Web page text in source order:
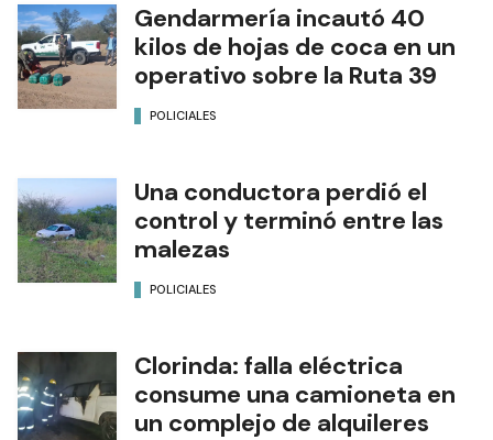
Gendarmería incautó 40
kilos de hojas de coca en un
operativo sobre la Ruta 39
POLICIALES
Una conductora perdió el
control y terminó entre las
malezas
POLICIALES
Clorinda: falla eléctrica
consume una camioneta en
un complejo de alquileres